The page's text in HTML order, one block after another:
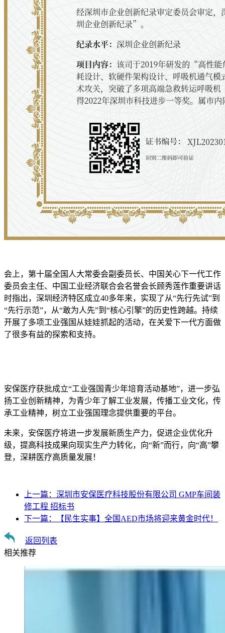
会上，第十届全国人大常委会副委员长、中国关心下一代工作
委员会主任、中国工业经济联合会名誉会长顾秀莲作重要讲话
时指出，深圳经济特区成立40多年来，实现了从“先行先试”到
“先行示范”，从“敢为人先”到“核心引擎”的历史性跨越。持续
开展了多项工业强国从娃娃抓起的活动，在关爱下一代方面做
了很多有益的探索和支持。
安保医疗获批成立“工业强国青少年培育活动基地”，进一步弘
扬工业创新精神，为青少年了解工业发展，传播工业文化，传
承工业精神，树立工业强国理念提供重要的平台。
未来，安保医疗将进一步发展新质生产力，促进企业优化升
级，提高科技成果向现实生产力转化，向“新”而行，向“高”攀
登，深耕医疗高质量发展！
上一篇： 深圳市安保医疗科技股份有限公司 GMP车间装
修工程 招标书
下一篇：
【民生实事】全国AED市场将迎来黄金时代！
返回列表
相关推荐